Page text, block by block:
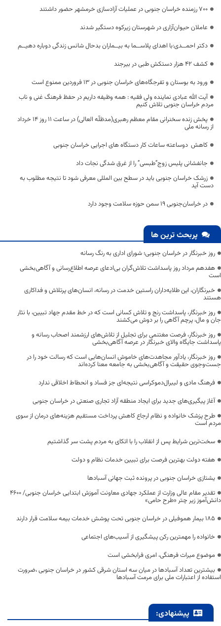
۷۰۰ رزمنده خراسان جنوبی در عملیات آزادسازی خرمشهر حضور داشتند
عاملان حیوان‌آزاری در شهرستان زیرکوه دستگیر شدند
دکتر احمــدی:با اهدای پلاســما به بیــماران بدحال شانس زندگی دوباره دهیــم
کشف ۴۲ هزار دستکش طبی در بیرجند
ورود به بوستان‌ و تفرجگاه‌های خراسان جنوبی در ۱۳ فروردین ممنوع است
آیت الله عبادی نماینده ولی فقیه : همه وظيفه داریم در حفظ فرهنگ غنی و ناب
مردم خراسان جنوبی تلاش کنیم
پخش زنده سخنرانی مقام معظم رهبری(مدظلّه العالی) در ساعت 11 روز 14 خرداد
از رسانه ملی
کاهش دوساعته ساعات کار دستگاه های اجرایی خراسان جنوبی
جانفشانی پلیس زوج”طبسی” را از غرق شدگی نجات داد
زرشک خراسان جنوبی باید در سطح بین المللی معرفی شود تا نتیجه مطلوب به
دست آید
در خراسان‌جنوبی ۱۹ سمن حوزه سلامت وجود دارد
پربحث ترین ها
روز خبرنگار در خراسان جنوبی؛ شورای اداری به رنگ رسانه
هفدهم مرداد روز پاسداشت تلاش‌گران بی‌ادعای عرصه اطلاع‌رسانی و آگاهی‌بخشی
است
خبرنگاران، این طلایه‌داران راستین خدمت در رسانه، انسان‌های پرتلاش و فداکاری
هستند
روز خبرنگار، پاسداشت رنج و تلاش کسانی است که در خط مقدم جهاد تبیین، با نثار
جان و مال، پرچم آگاهی را بر دوش می‌کشند
روز خبرنگار، فرصت مغتنمی برای تجلیل از تلاش‌های ارزشمند اصحاب رسانه و
پاسداشت جایگاه والای خبرنگار در عرصه آگاهی‌بخشی
روز خبرنگار، یادآور مجاهدت‌های خاموش انسان‌هایی است که رسالت خود را در
جست‌وجوی حقیقت و آگاهی‌بخشی به جامعه معنا کرده‌اند
فرهنگ مادی و لیبرال‌دموکراسی نتیجه‌ای جز فساد و انحطاط اخلاقی ندارد
آغاز پیگیری‌های جدید برای ایجاد منطقه آزاد تجاری صنعتی در خراسان جنوبی
طرح پزشک خانواده و نظام ارجاع کاهش پرداخت مستقیم هزینه‌های درمان از سوی
مردم است
سخت‌ترین شرایط پس از انقلاب را با اتکای به مردم پشت سر گذاشتیم
هفته دولت بهترین فرصت برای تبیین خدمات نظام و دولت
یشتازی خراسان جنوبی در پرونده ثبت جهانی آسبادها
تقدیر مقام عالی وزارت از عملکرد جهادی معاونت آموزش ابتدایی خراسان جنوبی/ ۴۶۰۰
دانش‌آموز زیر چتر «طرح حامی»
۱۸۵ بیمار هموفیلی در خراسان جنوبی تحت پوشش خدمات بیمه سلامت قرار دارند
خانواده را مهمترین رکن پیشگیری از آسیب‌های اجتماعی
موضوع میراث فرهنگی، امری فرابخشی است
بیشترین تعداد آسبادها در میان سه استان شرقی کشور در خراسان جنوبی ،ضرورت
استفاده از اعتبارات ملی برای مرمت آسبادها
پیشنهادی: